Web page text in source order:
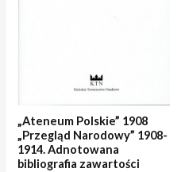
„Ateneum Polskie” 1908
„Przegląd Narodowy” 1908-
1914. Adnotowana
bibliografia zawartości